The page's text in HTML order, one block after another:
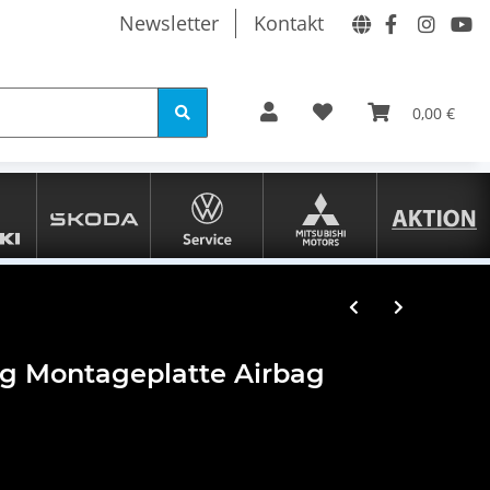
Newsletter Kontakt
0,00 €
Montageplatte Airbag